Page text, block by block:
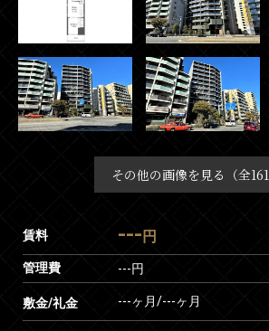
その他の画像を見る（全161
賃料 --- 円
管理費 ---円
敷金/礼金 ---ヶ月/---ヶ月